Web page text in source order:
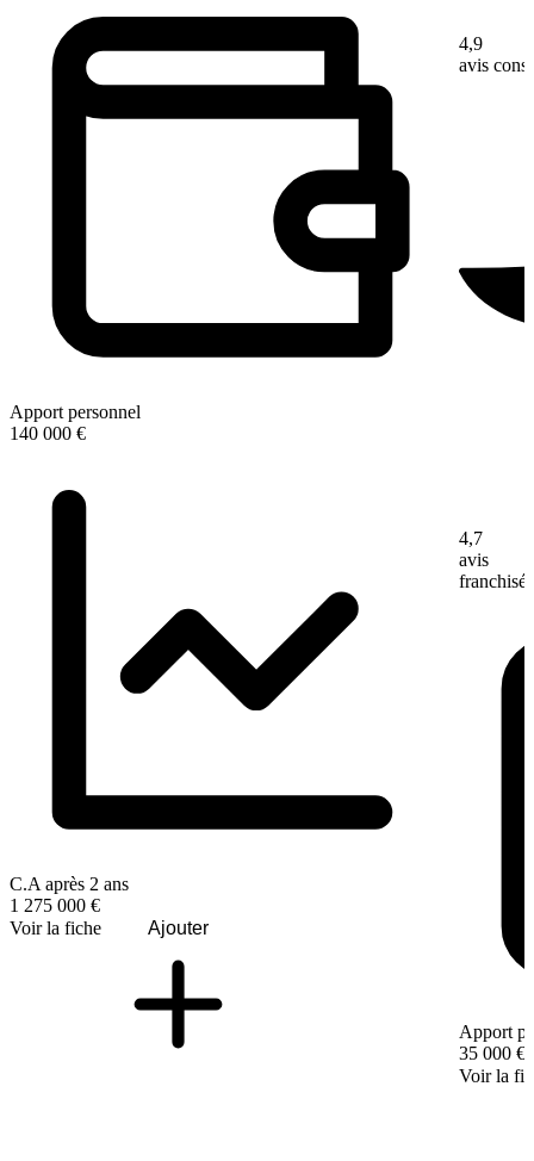
Apport personnel
140 000 €
C.A après 2 ans
1 275 000 €
Voir la fiche
Ajouter
4,9
avis
4,7
avis
franchisé
Apport
35 000 €
Voir la